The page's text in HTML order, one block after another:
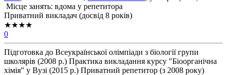
Місце занять: вдома у репетитора
Приватний викладач (досвід 8 років)
★★★★
0
Підготовка до Всеукраїнської олімпіади з біології групи
школярів (2008 р.) Практика викладання курсу "Біоорганічна
хімія" у Вузі (2015 р.) Приватний репетитор (з 2008 року)